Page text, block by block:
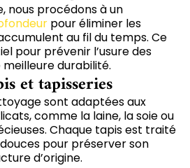
nous procédons à un
pour éliminer les
au fil du temps. Ce
pour prévenir l’usure des
durabilité.
et tapisseries
sont adaptées aux
comme la laine, la soie ou
Chaque tapis est traité
pour préserver son
d’origine.